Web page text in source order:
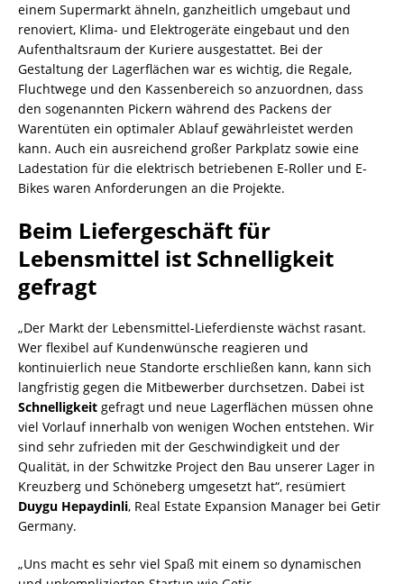
einem Supermarkt ähneln, ganzheitlich umgebaut und
renoviert, Klima- und Elektrogeräte eingebaut und den
Aufenthaltsraum der Kuriere ausgestattet. Bei der
Gestaltung der Lagerflächen war es wichtig, die Regale,
Fluchtwege und den Kassenbereich so anzuordnen, dass
den sogenannten Pickern während des Packens der
Warentüten ein optimaler Ablauf gewährleistet werden
kann. Auch ein ausreichend großer Parkplatz sowie eine
Ladestation für die elektrisch betriebenen E-Roller und E-
Bikes waren Anforderungen an die Projekte.
Beim Liefergeschäft für
Lebensmittel ist Schnelligkeit
gefragt
„Der Markt der Lebensmittel-Lieferdienste wächst rasant.
Wer flexibel auf Kundenwünsche reagieren und
kontinuierlich neue Standorte erschließen kann, kann sich
langfristig gegen die Mitbewerber durchsetzen. Dabei ist
Schnelligkeit gefragt und neue Lagerflächen müssen ohne
viel Vorlauf innerhalb von wenigen Wochen entstehen. Wir
sind sehr zufrieden mit der Geschwindigkeit und der
Qualität, in der Schwitzke Project den Bau unserer Lager in
Kreuzberg und Schöneberg umgesetzt hat“, resümiert
Duygu Hepaydinli, Real Estate Expansion Manager bei Getir
Germany.
„Uns macht es sehr viel Spaß mit einem so dynamischen